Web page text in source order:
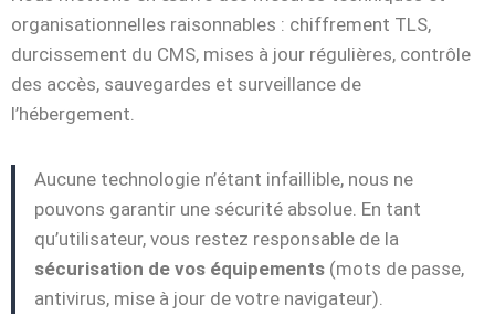
organisationnelles raisonnables : chiffrement TLS,
durcissement du CMS, mises à jour régulières, contrôle
des accès, sauvegardes et surveillance de
l’hébergement.
Aucune technologie n’étant infaillible, nous ne
pouvons garantir une sécurité absolue. En tant
qu’utilisateur, vous restez responsable de la
sécurisation de vos équipements (mots de passe,
antivirus, mise à jour de votre navigateur).